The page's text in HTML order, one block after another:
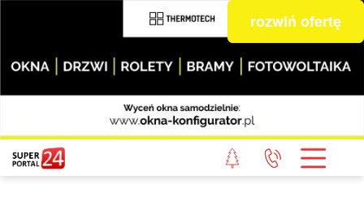
rozwiń ofertę